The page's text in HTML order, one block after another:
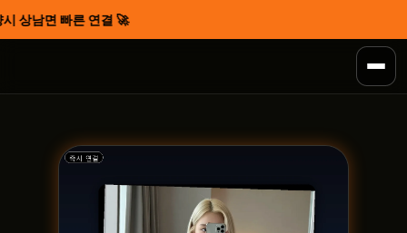
상남면 빠른 연결 🚀